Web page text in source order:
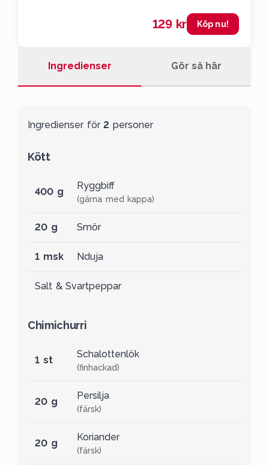
extremt fin syra som ihop med den syrliga såsen
skapar en perfekt balans mellan mat och vin.
elegant sätt neutraliserar hettan. Ett vin med
129 kr Köp nu!
Ingredienser Gör så här
Ingredienser för2 personer
Kött
400 g
Ryggbiff
(gärna med kappa)
20 g Smör
1 msk Nduja
Salt & Svartpeppar
Chimichurri
1 st
Schalottenlök
(finhackad)
20 g
Persilja
(färsk)
20 g
Koriander
(färsk)